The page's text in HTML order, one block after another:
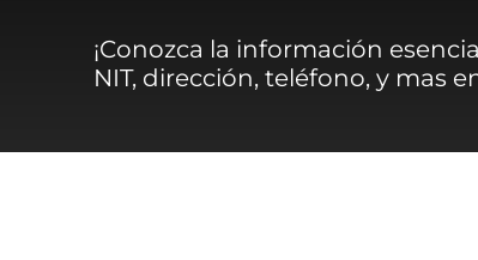
¡Conozca la información
NIT, dirección, teléfono, y mas